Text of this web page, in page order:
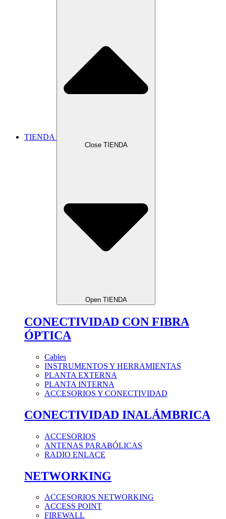
TIENDA
Close TIENDA
Open TIENDA
CONECTIVIDAD CON FIBRA
ÓPTICA
Cables
INSTRUMENTOS Y HERRAMIENTAS
PLANTA EXTERNA
PLANTA INTERNA
ACCESORIOS Y CONECTIVIDAD
CONECTIVIDAD INALÁMBRICA
ACCESORIOS
ANTENAS PARABÓLICAS
RADIO ENLACE
NETWORKING
ACCESORIOS NETWORKING
ACCESS POINT
FIREWALL